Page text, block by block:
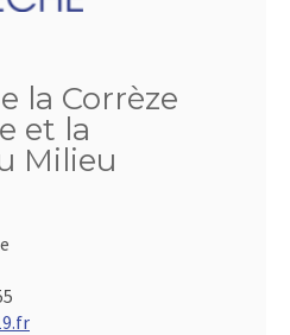
la Corrèze
et la
Milieu